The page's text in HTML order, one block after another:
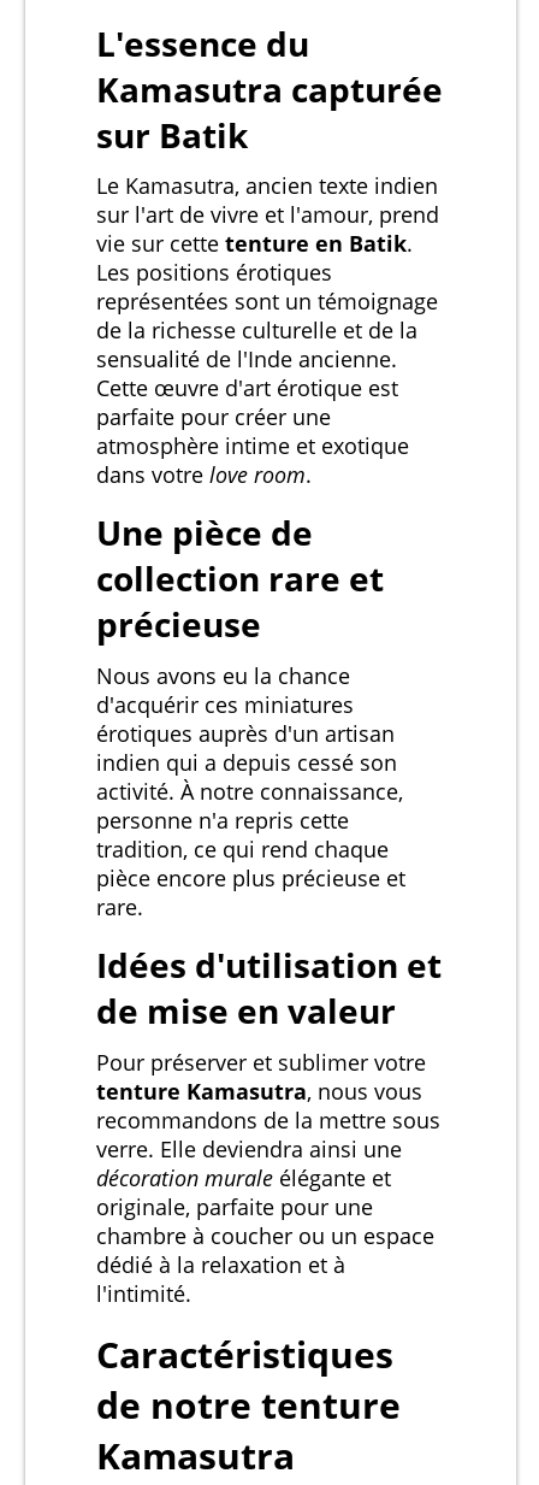
L'essence du
Kamasutra capturée
sur Batik
Le Kamasutra, ancien texte indien
sur l'art de vivre et l'amour, prend
vie sur cette tenture en Batik.
Les positions érotiques
représentées sont un témoignage
de la richesse culturelle et de la
sensualité de l'Inde ancienne.
Cette œuvre d'art érotique est
parfaite pour créer une
atmosphère intime et exotique
dans votre love room.
Une pièce de
collection rare et
précieuse
Nous avons eu la chance
d'acquérir ces miniatures
érotiques auprès d'un artisan
indien qui a depuis cessé son
activité. À notre connaissance,
personne n'a repris cette
tradition, ce qui rend chaque
pièce encore plus précieuse et
rare.
Idées d'utilisation et
de mise en valeur
Pour préserver et sublimer votre
tenture Kamasutra, nous vous
recommandons de la mettre sous
verre. Elle deviendra ainsi une
décoration murale élégante et
originale, parfaite pour une
chambre à coucher ou un espace
dédié à la relaxation et à
l'intimité.
Caractéristiques
de notre tenture
Kamasutra